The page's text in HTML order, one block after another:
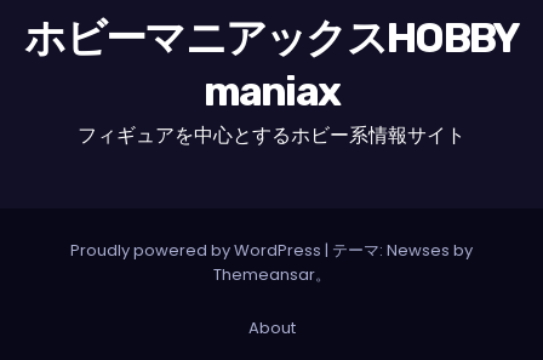
ホビーマニアックスHOBBY
maniax
フィギュアを中心とするホビー系情報サイト
Proudly powered by WordPress | テーマ: Newses by
Themeansar。
About